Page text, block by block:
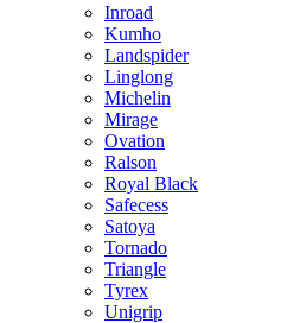
Inroad
Kumho
Landspider
Linglong
Michelin
Mirage
Ovation
Ralson
Royal Black
Safecess
Satoya
Tornado
Triangle
Tyrex
Unigrip